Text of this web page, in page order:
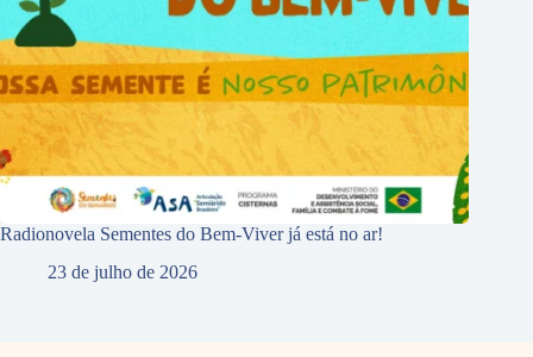
Radionovela Sementes do Bem-Viver já está no ar!
23 de julho de 2026